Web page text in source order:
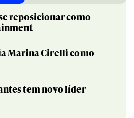
reposicionar como
Marina Cirelli como
tem novo líder